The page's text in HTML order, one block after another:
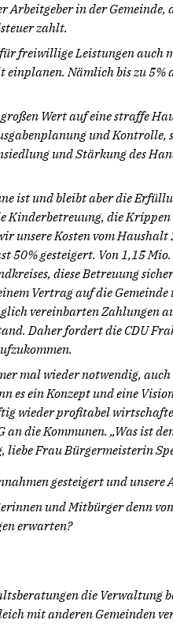
Arbeitgeber in der Gemeinde,
zahlt.
freiwillige Leistungen auch
einplanen. Nämlich bis zu 5%
Wert auf eine straffe
und Kontrolle,
und Stärkung des
ist und bleibt aber die
Kinderbetreuung, die
unsere Kosten vom
50% gesteigert. Von 1,15
diese Betreuung
Vertrag auf die
vereinbarten Zahlungen
Daher fordert die CDU
mal wieder notwendig,
es ein Konzept und eine
wieder profitabel
an die Kommunen. „Was ist
liebe Frau Bürgermeisterin
gesteigert und unsere
und Mitbürger denn
erwarten?
die Verwaltung
mit anderen Gemeinden